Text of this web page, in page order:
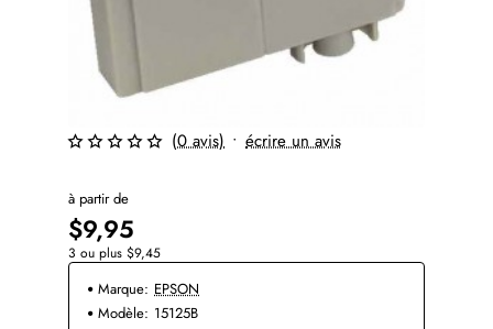
(0 avis) • écrire un avis
à partir de
$9,95
3 ou plus $9,45
Marque: EPSON
Modèle: 15125B